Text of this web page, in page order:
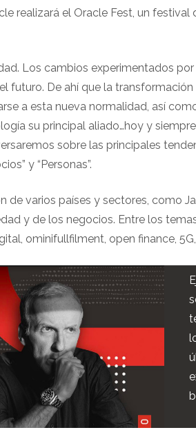
realizará el Oracle Fest, un
Los cambios experimentados
futuro. De ahí que la
a esta nueva normalidad, así
su principal aliado…hoy y
sobre las principales
y “Personas”.
de varios países y sectores, como
y de los negocios. Entre los
ominifullfilment, open finance,